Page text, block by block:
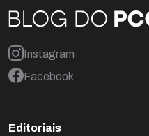
Instagram
Facebook
Editoriais